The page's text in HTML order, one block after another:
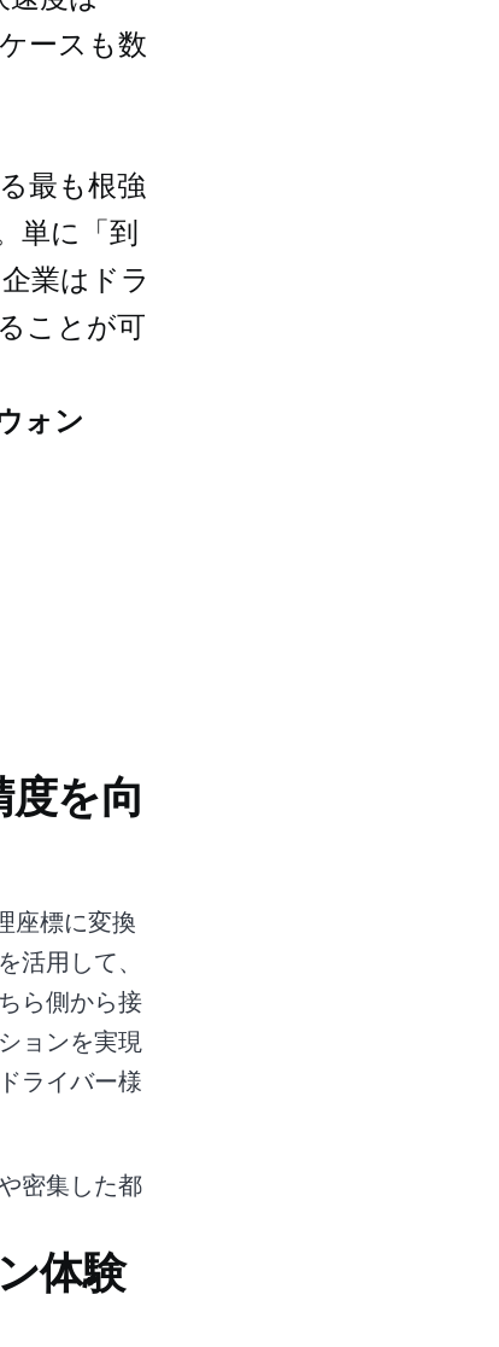
ースも数
最も根強
単に「到
業はドラ
ことが可
ォン
度を向
座標に変換
活用して、
ら側から接
ョンを実現
ライバー様
密集した都
体験